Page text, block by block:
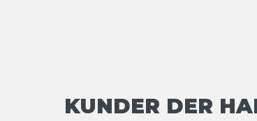
KUNDER DER